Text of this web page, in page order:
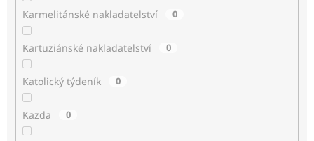
Karmelitánské nakladatelství 0
Kartuziánské nakladatelství 0
Katolický týdeník 0
Kazda 0